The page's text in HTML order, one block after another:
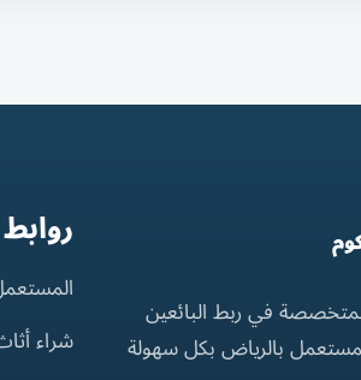
في ربط البائعين
بالرياض بكل سهولة
شراء